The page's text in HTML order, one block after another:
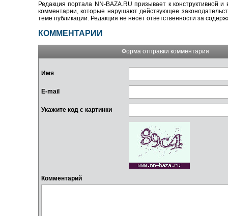
Редакция портала NN-BAZA.RU призывает к конструктивной
комментарии, которые нарушают действующее
теме публикации. Редакция не несёт ответственности за
КОММЕНТАРИИ
Форма отправки комментария
Имя
E-mail
Укажите код с картинки
Комментарий